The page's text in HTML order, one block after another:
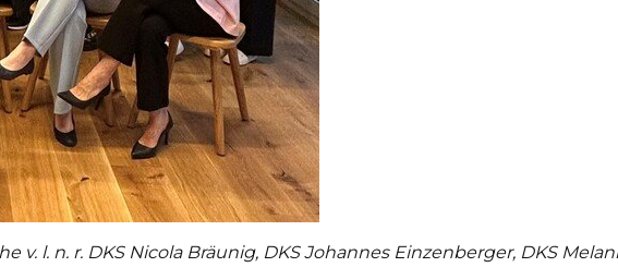
v. l. n. r. DKS Nicola Bräunig, DKS Johannes Einzenberger, DKS